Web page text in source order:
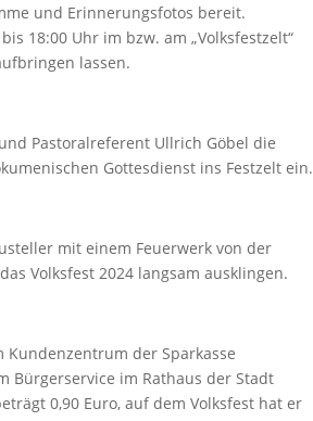
und Erinnerungsfotos bereit.
18:00 Uhr im bzw. am „Volksfestzelt“
lassen.
Pastoralreferent Ullrich Göbel die
Gottesdienst ins Festzelt ein.
mit einem Feuerwerk von der
Volksfest 2024 langsam ausklingen.
der Sparkasse
Bürgerservice im Rathaus der Stadt
0,90 Euro, auf dem Volksfest hat er